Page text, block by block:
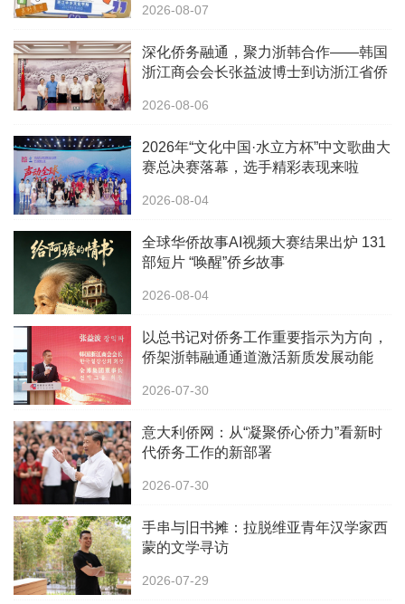
2026-08-07
深化侨务融通，聚力浙韩合作——韩国
浙江商会会长张益波博士到访浙江省侨
2026-08-06
2026年“文化中国·水立方杯”中文歌曲大
赛总决赛落幕，选手精彩表现来啦
2026-08-04
全球华侨故事AI视频大赛结果出炉 131
部短片 “唤醒”侨乡故事
2026-08-04
以总书记对侨务工作重要指示为方向，
侨架浙韩融通通道激活新质发展动能
2026-07-30
意大利侨网：从“凝聚侨心侨力”看新时
代侨务工作的新部署
2026-07-30
手串与旧书摊：拉脱维亚青年汉学家西
蒙的文学寻访
2026-07-29